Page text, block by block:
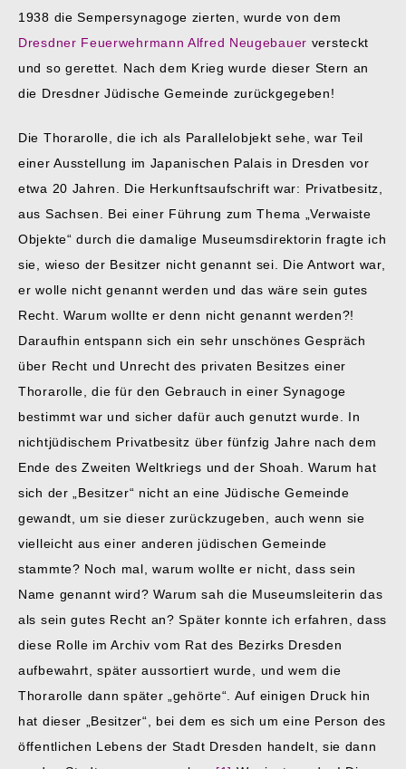
1938 die Sempersynagoge zierten, wurde von dem
Dresdner Feuerwehrmann Alfred Neugebauer versteckt
und so gerettet. Nach dem Krieg wurde dieser Stern an
die Dresdner Jüdische Gemeinde zurückgegeben!
Die Thorarolle, die ich als Parallelobjekt sehe, war Teil
einer Ausstellung im Japanischen Palais in Dresden vor
etwa 20 Jahren. Die Herkunftsaufschrift war: Privatbesitz,
aus Sachsen. Bei einer Führung zum Thema „Verwaiste
Objekte“ durch die damalige Museumsdirektorin fragte ich
sie, wieso der Besitzer nicht genannt sei. Die Antwort war,
er wolle nicht genannt werden und das wäre sein gutes
Recht. Warum wollte er denn nicht genannt werden?!
Daraufhin entspann sich ein sehr unschönes Gespräch
über Recht und Unrecht des privaten Besitzes einer
Thorarolle, die für den Gebrauch in einer Synagoge
bestimmt war und sicher dafür auch genutzt wurde. In
nichtjüdischem Privatbesitz über fünfzig Jahre nach dem
Ende des Zweiten Weltkriegs und der Shoah. Warum hat
sich der „Besitzer“ nicht an eine Jüdische Gemeinde
gewandt, um sie dieser zurückzugeben, auch wenn sie
vielleicht aus einer anderen jüdischen Gemeinde
stammte? Noch mal, warum wollte er nicht, dass sein
Name genannt wird? Warum sah die Museumsleiterin das
als sein gutes Recht an? Später konnte ich erfahren, dass
diese Rolle im Archiv vom Rat des Bezirks Dresden
aufbewahrt, später aussortiert wurde, und wem die
Thorarolle dann später „gehörte“. Auf einigen Druck hin
hat dieser „Besitzer“, bei dem es sich um eine Person des
öffentlichen Lebens der Stadt Dresden handelt, sie dann